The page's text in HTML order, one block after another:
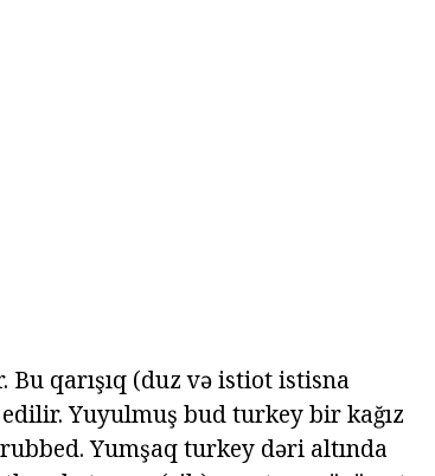
Bu qarışıq (duz və istiot istisna
Yuyulmuş bud turkey bir kağız
Yumşaq turkey dəri altında